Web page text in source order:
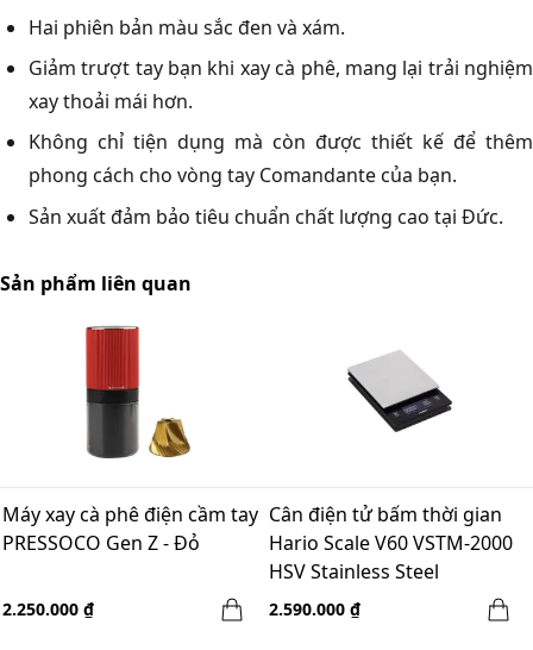
Hai phiên bản màu sắc đen và xám.
Giảm trượt tay bạn khi xay cà phê, mang lại trải nghiệm
xay thoải mái hơn.
Không chỉ tiện dụng mà còn được thiết kế để thêm
phong cách cho vòng tay Comandante của bạn.
Sản xuất đảm bảo tiêu chuẩn chất lượng cao tại Đức.
Sản phẩm liên quan
Máy xay cà phê điện cầm tay
PRESSOCO Gen Z - Đỏ
2.250.000 ₫
Cân điện tử bấm thời gian
Hario Scale V60 VSTM-2000
HSV Stainless Steel
2.590.000 ₫